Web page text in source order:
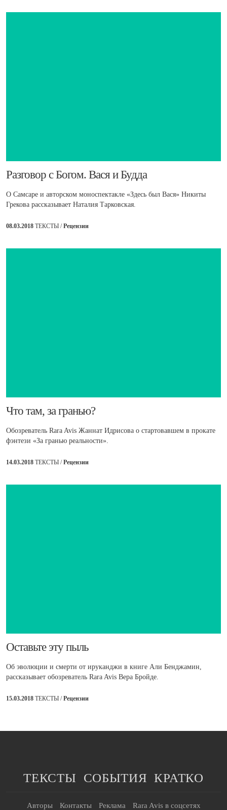
​Разговор с Богом. Вася и Будда
О Самсаре и авторском моноспектакле «Здесь был Вася» Никиты
Грекова рассказывает Наталия Тарковская.
08.03.2018 ТЕКСТЫ /Рецензии
​Что там, за гранью?
Обозреватель Rara Avis Жаннат Идрисова о стартовавшем в прокате
фэнтези «За гранью реальности».
14.03.2018 ТЕКСТЫ /Рецензии
​Оставьте эту пыль
Об эволюции и смерти от ируканджи в книге Али Бенджамин,
рассказывает обозреватель Rara Avis Вера Бройде.
15.03.2018 ТЕКСТЫ /Рецензии
ТЕКСТЫ СОБЫТИЯ КРАТКО
Авторы Контакты Реклама Rara Avis в соцсетях